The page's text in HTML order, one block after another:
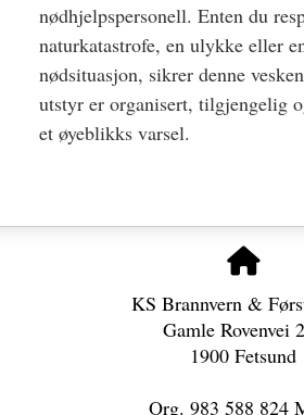
nødhjelpspersonell. Enten du
naturkatastrofe, en ulykke eller
nødsituasjon, sikrer denne
utstyr er organisert, tilgjengelig
et øyeblikks varsel.
KS Brannvern &
Gamle Rovenvei
1900 Fetsund
Org. 983 588 824